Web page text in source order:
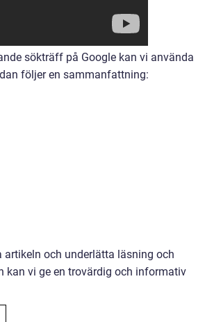
sökträff på Google kan vi använda
följer en sammanfattning:
och underlätta läsning och
kan vi ge en trovärdig och informativ